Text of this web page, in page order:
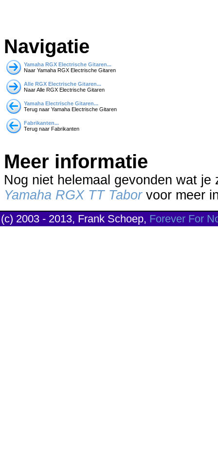
Navigatie
Yamaha RGX Electrische Gitaren...
Naar Yamaha RGX Electrische Gitaren
Alle RGX Electrische Gitaren...
Naar Alle RGX Electrische Gitaren
Yamaha Electrische Gitaren...
Terug naar Yamaha Electrische Gitaren
Fabrikanten...
Terug naar Fabrikanten
Meer informatie
Nog niet helemaal gevonden wat
Yamaha RGX TT Taborvoor meer
(c) 2003 - 2013, Frank Schoep, Forever For